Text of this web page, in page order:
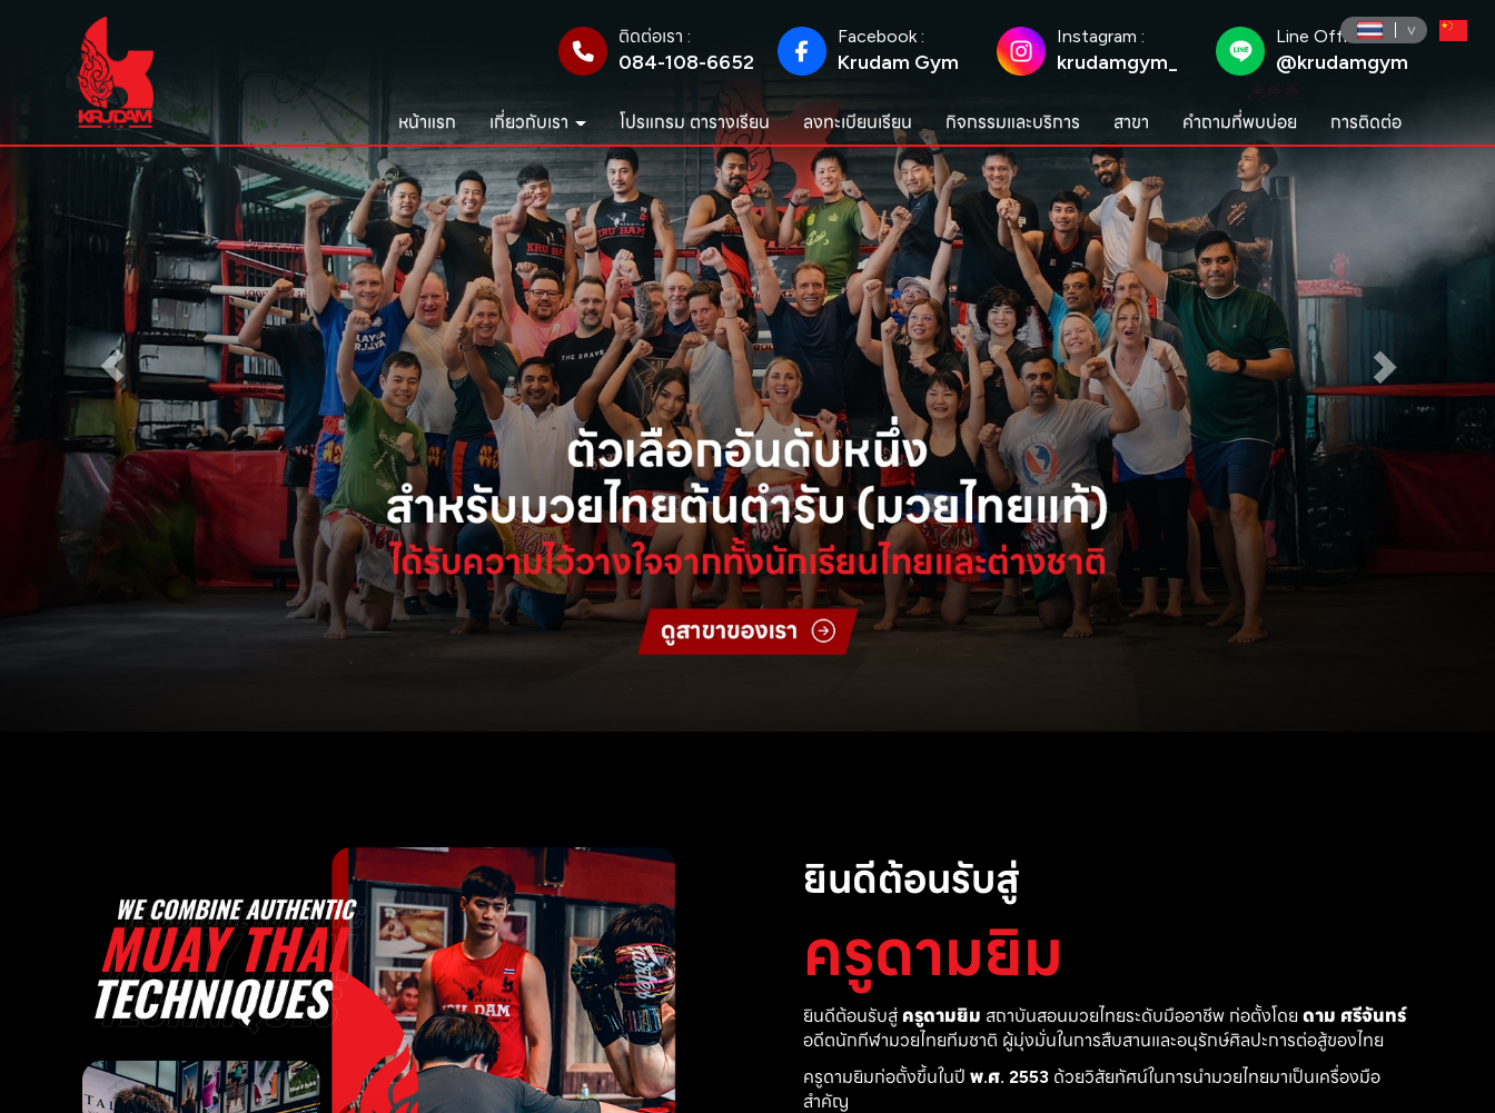
ติดต่อเรา :
084-108-6652
Facebook :
Krudam Gym
Instagram :
krudamgym_
Line Official :
@krudamgym
หน้าแรก เกี่ยวกับเรา โปรแกรม ตารางเรียน ลงทะเบียนเรียน กิจกรรมและบริการ สาขา คำถามที่พบบ่อย การติดต่อ
ยินดีต้อนรับสู่
ครูดามยิม
ยินดีต้อนรับสู่ ครูดามยิม สถาบันสอนมวยไทยระดับมืออาชีพ ก่อตั้งโดย ดาม ศรีจันทร์
อดีตนักกีฬามวยไทยทีมชาติ ผู้มุ่งมั่นในการสืบสานและอนุรักษ์ศิลปะการต่อสู้ของไทย
ครูดามยิมก่อตั้งขึ้นในปี พ.ศ. 2553 ด้วยวิสัยทัศน์ในการนำมวยไทยมาเป็นเครื่องมือ
สำคัญ